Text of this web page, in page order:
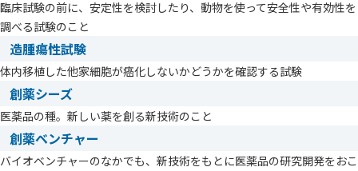
臨床試験の前に、安定性を検討したり、動物を使って安全性や有効性を
調べる試験のこと
造腫瘍性試験
体内移植した他家細胞が癌化しないかどうかを確認する試験
創薬シーズ
医薬品の種。新しい薬を創る新技術のこと
創薬ベンチャー
バイオベンチャーのなかでも、新技術をもとに医薬品の研究開発をおこ